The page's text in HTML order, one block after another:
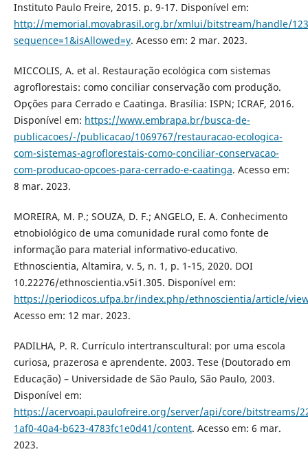
Instituto Paulo Freire, 2015. p. 9-17. Disponível em:
http://memorial.movabrasil.org.br/xmlui/bitstream/handle/
sequence=1&isAllowed=y. Acesso em: 2 mar. 2023.
MICCOLIS, A. et al. Restauração ecológica com sistemas
agroflorestais: como conciliar conservação com produção.
Opções para Cerrado e Caatinga. Brasília: ISPN; ICRAF, 2016.
Disponível em: https://www.embrapa.br/busca-de-
publicacoes/-/publicacao/1069767/restauracao-ecologica-
com-sistemas-agroflorestais-como-conciliar-conservacao-
com-producao-opcoes-para-cerrado-e-caatinga. Acesso em:
8 mar. 2023.
MOREIRA, M. P.; SOUZA, D. F.; ANGELO, E. A. Conhecimento
etnobiológico de uma comunidade rural como fonte de
informação para material informativo-educativo.
Ethnoscientia, Altamira, v. 5, n. 1, p. 1-15, 2020. DOI
10.22276/ethnoscientia.v5i1.305. Disponível em:
https://periodicos.ufpa.br/index.php/ethnoscientia/article/
Acesso em: 12 mar. 2023.
PADILHA, P. R. Currículo intertranscultural: por uma escola
curiosa, prazerosa e aprendente. 2003. Tese (Doutorado em
Educação) – Universidade de São Paulo, São Paulo, 2003.
Disponível em:
https://acervoapi.paulofreire.org/server/api/core/bitstreams/
1af0-40a4-b623-4783fc1e0d41/content. Acesso em: 6 mar.
2023.